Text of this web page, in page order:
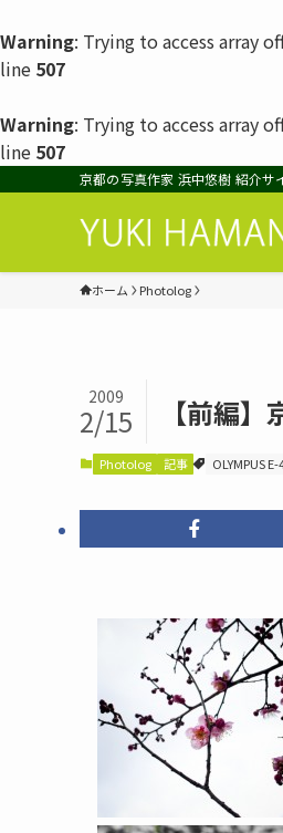
Warning: Trying to access array
line 507
Warning: Trying to access array
line 507
京都の写真作家 浜中悠樹 紹介サ
ホーム Photolog
【前編
2009
2/15
Photolog 記事 OLYMPUS E-